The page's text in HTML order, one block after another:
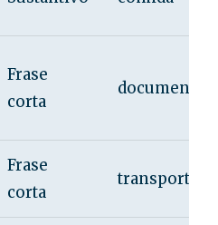
Frase
corta
Frase
corta
transporte